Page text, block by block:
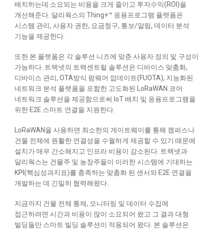
배치하는데 소요되는 비용을 크게 줄이고 투자수익(ROI)을
개선해준다. 달리웍스의 Thing+™ 응용프로그램 플랫폼은
시스템 관리, 사용자 권한, 요금청구, 통보/알림, 데이터 분석
기능을 제공한다.
또한 본 플랫폼은 각 솔루션 니즈에 맞춘 사용자 정의 및 구성이
가능하다. 트랙넷의 트랙센트럴 솔루션은 디바이스 맞춤화,
디바이스 관리, OTA방식 펌웨어 업데이트(FUOTA), 지능화된
네트워크 분석 플랫폼을 포함한 고도화된 LoRaWAN 코어
네트워크 솔루션을 제공함으로써 IoT 배치 및 응용프로그램을
위한 E2E 스마트 연결을 지원한다.
LoRaWAN을 사용하면 최소한의 게이트웨이를 통해 캠퍼스나
건물 전체에 원활한 연결성을 수월하게 제공할 수 있기 때문에
설치가 매우 간소해지고 인프라 비용이 감소된다. 트랙넷과
달리웍스는 건물주 및 농장주들이 이러한 시스템에 기대하는
KPI(핵심성과지표)를 충족하는 맞춤화 된 센서와 E2E 연결을
개발하는 데 긴밀히 협력해왔다.
지금까지 건물 전체 통제, 모니터링 및 데이터 수집에
접근하려면 시간과 비용이 많이 소요되어 왔고 그 결과 대형
빌딩들만 스마트 빌딩 솔루션이 적용되어 왔다. 본 솔루션은